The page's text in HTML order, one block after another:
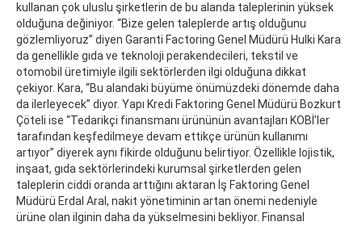
kullanan çok uluslu şirketlerin de bu alanda taleplerinin yüksek
olduğuna değiniyor. “Bize gelen taleplerde artış olduğunu
gözlemliyoruz” diyen Garanti Factoring Genel Müdürü Hulki Kara
da genellikle gıda ve teknoloji perakendecileri, tekstil ve
otomobil üretimiyle ilgili sektörlerden ilgi olduğuna dikkat
çekiyor. Kara, “Bu alandaki büyüme önümüzdeki dönemde daha
da ilerleyecek” diyor. Yapı Kredi Faktoring Genel Müdürü Bozkurt
Çöteli ise “Tedarikçi finansmanı ürününün avantajları KOBİ’ler
tarafından keşfedilmeye devam ettikçe ürünün kullanımı
artıyor” diyerek aynı fikirde olduğunu belirtiyor. Özellikle lojistik,
inşaat, gıda sektörlerindeki kurumsal şirketlerden gelen
taleplerin ciddi oranda arttığını aktaran İş Faktoring Genel
Müdürü Erdal Aral, nakit yönetiminin artan önemi nedeniyle
ürüne olan ilginin daha da yükselmesini bekliyor. Finansal